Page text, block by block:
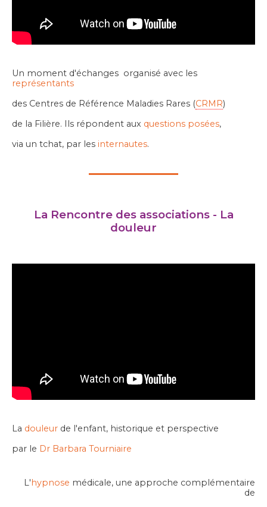
Un moment d'échanges organisé avec les
représentants
des Centres de Référence Maladies Rares (CRMR)
de la Filière. Ils répondent aux questions posées,
via un tchat, par les internautes.
La Rencontre des associations - La
douleur
La douleur de l'enfant, historique et perspective
par le Dr Barbara Tourniaire
L' hypnose médicale, une approche complémentaire
de